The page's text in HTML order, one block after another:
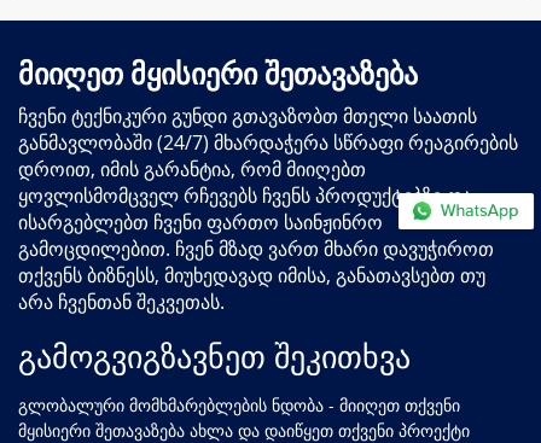
მიიღეთ მყისიერი შეთავაზება
ჩვენი ტექნიკური გუნდი გთავაზობთ მთელი საათის
განმავლობაში (24/7) მხარდაჭერა სწრაფი რეაგირების
დროით, იმის გარანტია, რომ მიიღებთ
ყოვლისმომცველ რჩევებს ჩვენს პროდუქტებზე და
ისარგებლებთ ჩვენი ფართო საინჟინრო
გამოცდილებით. ჩვენ მზად ვართ მხარი დავუჭიროთ
თქვენს ბიზნესს, მიუხედავად იმისა, განათავსებთ თუ
არა ჩვენთან შეკვეთას.
გამოგვიგზავნეთ შეკითხვა
გლობალური მომხმარებლების ნდობა - მიიღეთ თქვენი
მყისიერი შეთავაზება ახლა და დაიწყეთ თქვენი პროექტი